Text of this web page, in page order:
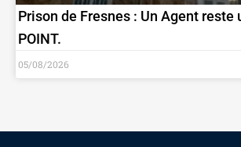
Prison de Fresnes : Un Agent reste
POINT.
05/08/2026